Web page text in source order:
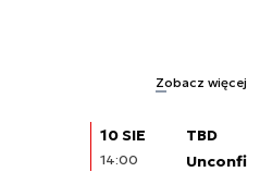
Zobacz więcej
10 SIE
14:00
TBD